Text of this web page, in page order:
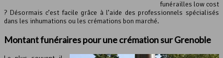
funérailles low cost
? Désormais c’est facile grâce à l’aide des professionnels spécialisés
dans les inhumations ou les crémations bon marché.
Montant funéraires pour unecrémationsur Grenoble